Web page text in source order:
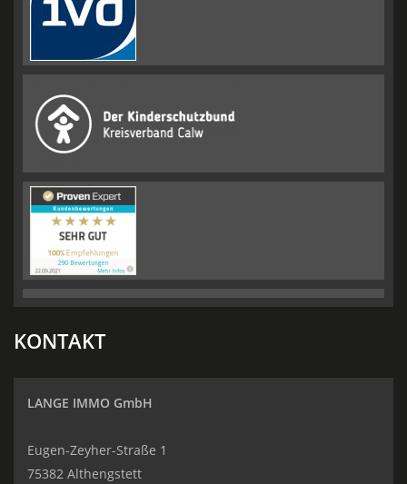
KONTAKT
LANGE IMMO GmbH
Eugen-Zeyher-Straße 1
75382 Althengstett